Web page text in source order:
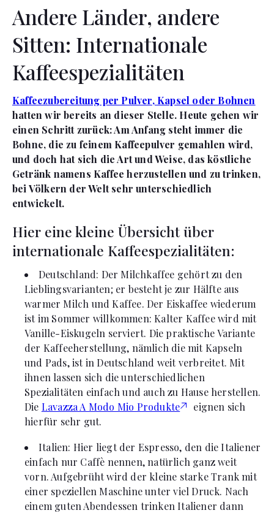
Andere Länder, andere
Sitten: Internationale
Kaffeespezialitäten
Kaffeezubereitung per Pulver, Kapsel oder Bohnen
hatten wir bereits an dieser Stelle. Heute gehen wir
einen Schritt zurück: Am Anfang steht immer die
Bohne, die zu feinem Kaffeepulver gemahlen wird,
und doch hat sich die Art und Weise, das köstliche
Getränk namens Kaffee herzustellen und zu trinken,
bei Völkern der Welt sehr unterschiedlich
entwickelt.
Hier eine kleine Übersicht über
internationale Kaffeespezialitäten:
Deutschland: Der Milchkaffee gehört zu den
Lieblingsvarianten; er besteht je zur Hälfte aus
warmer Milch und Kaffee. Der Eiskaffee wiederum
ist im Sommer willkommen: Kalter Kaffee wird mit
Vanille-Eiskugeln serviert. Die praktische Variante
der Kaffeeherstellung, nämlich die mit Kapseln
und Pads, ist in Deutschland weit verbreitet. Mit
ihnen lassen sich die unterschiedlichen
Spezialitäten einfach und auch zu Hause herstellen.
Die Lavazza A Modo Mio Produkte
eignen sich
hierfür sehr gut.
Italien: Hier liegt der Espresso, den die Italiener
einfach nur Caffè nennen, natürlich ganz weit
vorn. Aufgebrüht wird der kleine starke Trank mit
einer speziellen Maschine unter viel Druck. Nach
einem guten Abendessen trinken Italiener dann